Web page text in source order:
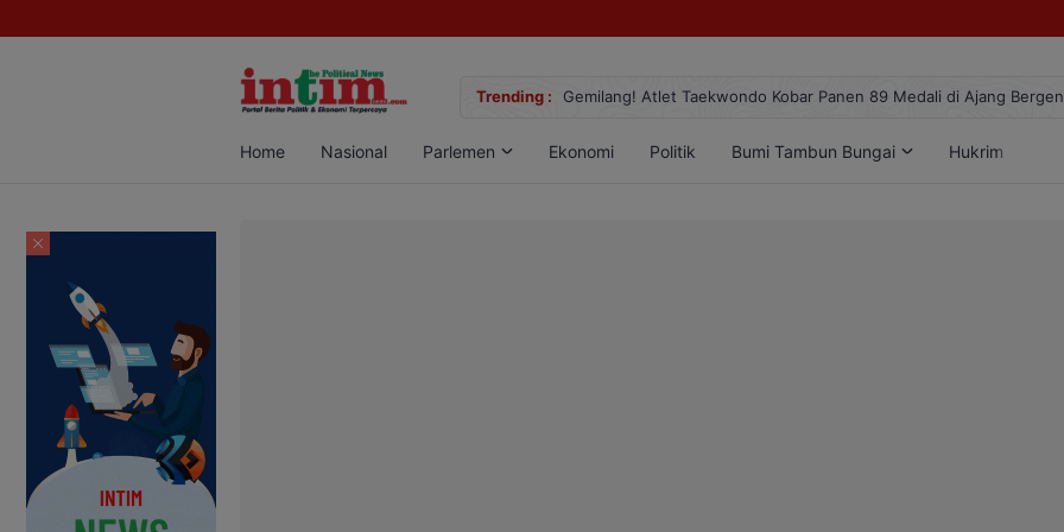
Trending :
Sabu di Pangkalan Bun, Dua Pelaku Diamankan Gemilang! Atlet Taekwondo Kobar Panen 89 Medali di Ajang
Home Nasional Parlemen Ekonomi Politik Bumi Tambun Bungai Hukrim